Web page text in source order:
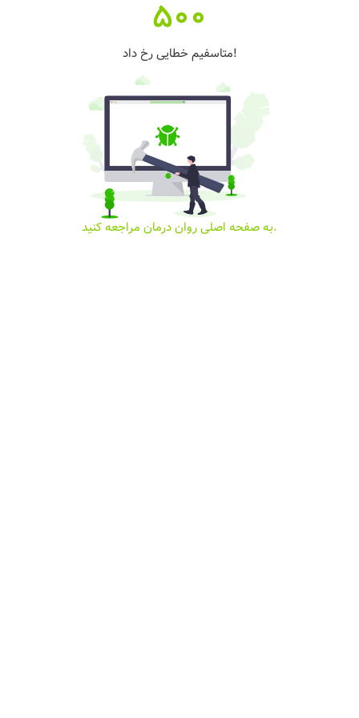
500
متاسفیم خطایی رخ داد!
به صفحه اصلی روان درمان مراجعه کنید.